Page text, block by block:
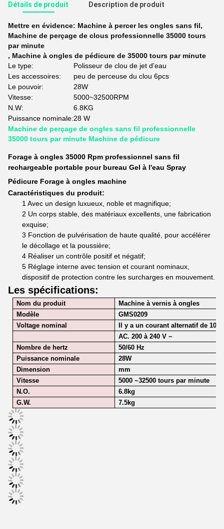
Détails de produit Description de produit
Mettre en évidence: Machine à percer les ongles sans fil,
Machine de perçage de clous professionnelle 35000 tours
par minute
, Machine à ongles de pédicure de 35000 tours par minute
Le type:
Polisseur de clou de jet d'eau
Les accessoires:
peu de perceuse du clou 6pcs
Le pouvoir:
28W
Vitesse:
5000~32500RPM
N.W:
6.8KG
Puissance nominale:28 W
Machine de perçage de ongles sans fil professionnelle
35000 tours par minute Machine de pédicure
Forage à ongles 35000 Rpm professionnel sans fil
rechargeable portable pour bureau Gel à l'eau Spray
Pédicure Forage à ongles machine
Caractéristiques du produit:
1 Avec un design luxueux, noble et magnifique;
2 Un corps stable, des matériaux excellents, une fabrication
exquise;
3 Fonction de pulvérisation de haute qualité, pour accélérer
le décollage et la poussière;
4 Réaliser un contrôle positif et négatif;
5 Réglage interne avec tension et courant nominaux,
dispositif de protection contre les surcharges en mouvement.
Les spécifications:
Nom du produit
Machine à vernis à ongles
Modèle
GMS0209
Voltage nominal
Il y a un courant alternatif de 100
AC. 200 à 240 V ~
Nombre de hertz
50/60 Hz
Puissance nominale
28W
Dimension
mm
Vitesse
5000 ~32500 tours par minute
N.O.
6.8kg
G.W.
7.5kg